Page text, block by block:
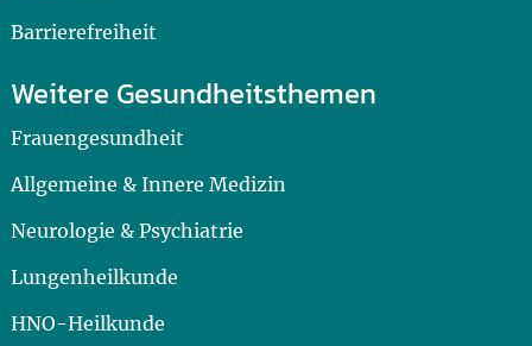
Barrierefreiheit
Weitere Gesundheitsthemen
Frauengesundheit
Allgemeine & Innere Medizin
Neurologie & Psychiatrie
Lungenheilkunde
HNO-Heilkunde